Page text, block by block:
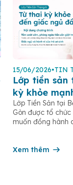
15/06/2026•TIN
Lớp tiền sản
kỳ khỏe
đầu đời của
Lớp Tiền Sản tại
Gòn được tổ
muốn đồng hành
thức y khoa thiết
Xem thêm